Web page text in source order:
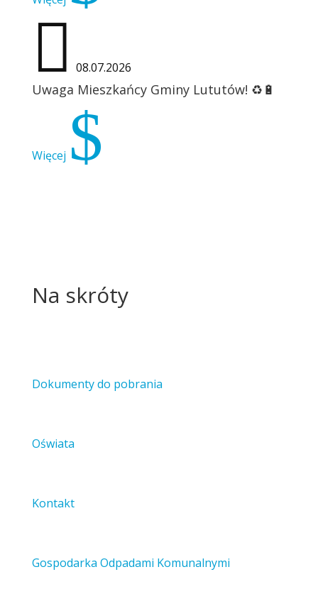
 08.07.2026
Uwaga Mieszkańcy Gminy Lututów! ♻️🔋
Więcej $
Na skróty
Dokumenty do pobrania
Oświata
Kontakt
Gospodarka Odpadami Komunalnymi